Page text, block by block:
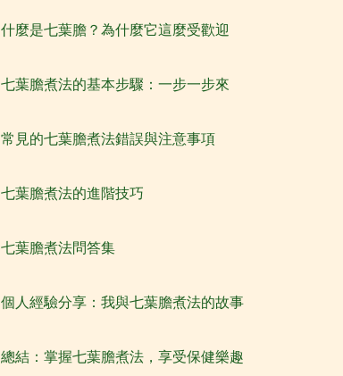
什麼是七葉膽？為什麼它這麼受歡迎
七葉膽煮法的基本步驟：一步一步來
常見的七葉膽煮法錯誤與注意事項
七葉膽煮法的進階技巧
七葉膽煮法問答集
個人經驗分享：我與七葉膽煮法的故事
總結：掌握七葉膽煮法，享受保健樂趣